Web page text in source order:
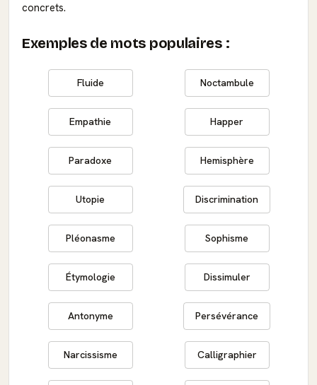
concrets.
Exemples de mots populaires :
Fluide Noctambule
Empathie Happer
Paradoxe Hemisphère
Utopie Discrimination
Pléonasme Sophisme
Étymologie Dissimuler
Antonyme Persévérance
Narcissisme Calligraphier